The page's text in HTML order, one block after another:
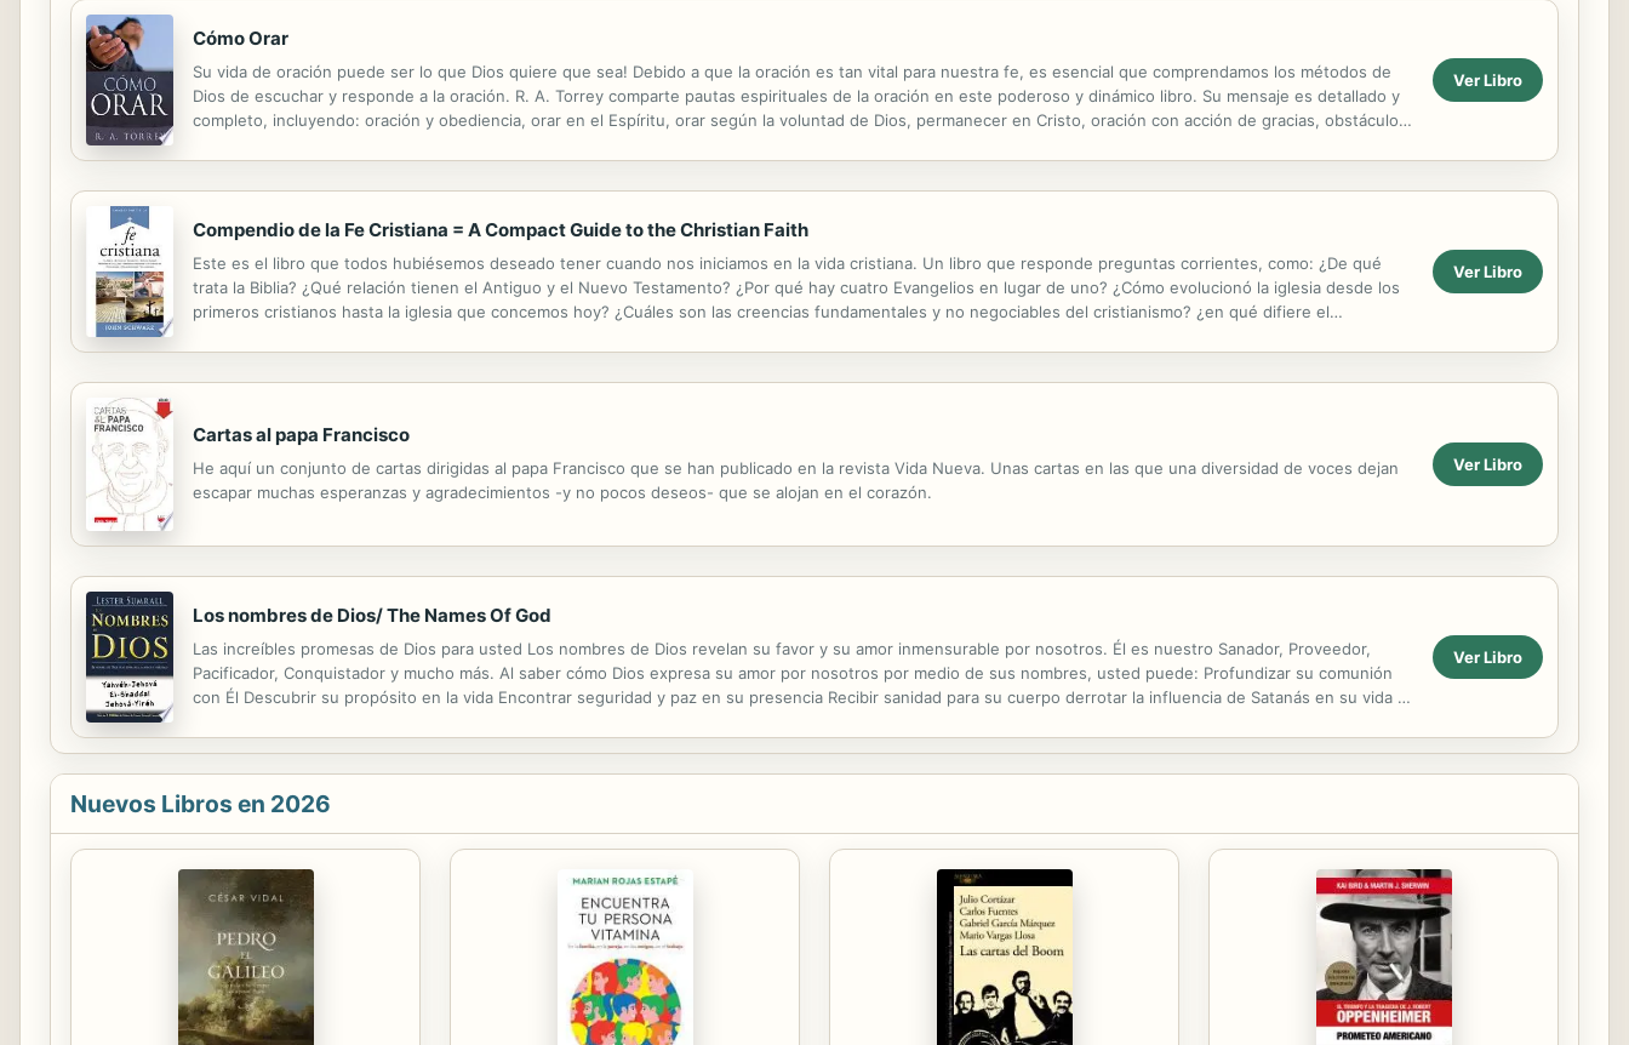
Cómo Orar
Su vida de oración puede ser lo que Dios quiere que sea! Debido a que la oración es tan vital para nuestra fe, es esencial que comprendamos los métodos de
Dios de escuchar y responde a la oración. R. A. Torrey comparte pautas espirituales de la oración en este poderoso y dinámico libro. Su mensaje es detallado y
completo, incluyendo: oración y obediencia, orar en el Espíritu, orar según la voluntad de Dios, permanecer en Cristo, oración con acción de gracias, obstáculos
Ver Libro
Compendio de la Fe Cristiana = A Compact Guide to the Christian Faith
Este es el libro que todos hubiésemos deseado tener cuando nos iniciamos en la vida cristiana. Un libro que responde preguntas corrientes, como: ¿De qué
trata la Biblia? ¿Qué relación tienen el Antiguo y el Nuevo Testamento? ¿Por qué hay cuatro Evangelios en lugar de uno? ¿Cómo evolucionó la iglesia desde los
primeros cristianos hasta la iglesia que concemos hoy? ¿Cuáles son las creencias fundamentales y no negociables del cristianismo? ¿en qué difiere el
Ver Libro
Cartas al papa Francisco
He aquí un conjunto de cartas dirigidas al papa Francisco que se han publicado en la revista Vida Nueva. Unas cartas en las que una diversidad de voces dejan
escapar muchas esperanzas y agradecimientos -y no pocos deseos- que se alojan en el corazón.
Ver Libro
Los nombres de Dios/ The Names Of God
Las increíbles promesas de Dios para usted Los nombres de Dios revelan su favor y su amor inmensurable por nosotros. Él es nuestro Sanador, Proveedor,
Pacificador, Conquistador y mucho más. Al saber cómo Dios expresa su amor por nosotros por medio de sus nombres, usted puede: Profundizar su comunión
con Él Descubrir su propósito en la vida Encontrar seguridad y paz en su presencia Recibir sanidad para su cuerpo derrotar la influencia de Satanás en su vida Al
Ver Libro
Nuevos Libros en 2026